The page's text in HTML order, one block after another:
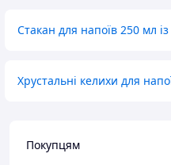
Стакан для напоїв 250 мл
Хрустальні келихи для
Покупцям